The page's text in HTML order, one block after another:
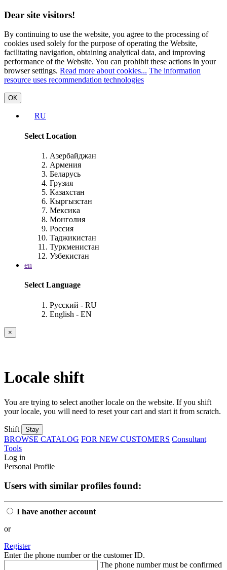
Dear site visitors!
By continuing to use the website, you agree to the processing of
cookies used solely for the purpose of operating the Website,
facilitating navigation, obtaining analytical data, and improving
performance of the Website. You can prohibit these actions in your
browser settings. Read more about cookies... The information
resource uses recommendation technologies
ОК
RU
Select Location
Азербайджан
Армения
Беларусь
Грузия
Казахстан
Кыргызстан
Мексика
Монголия
Россия
Таджикистан
Туркменистан
Узбекистан
en
Select Language
Русский - RU
English - EN
×
Locale shift
You are trying to select another locale on the website. If you shift
your locale, you will need to reset your cart and start it from scratch.
Shift Stay
BROWSE CATALOG FOR NEW CUSTOMERS Consultant
Tools
Log in
Personal Profile
Users with similar profiles found:
I have another account
or
Register
Enter the phone number or the customer ID.
The phone number must be confirmed